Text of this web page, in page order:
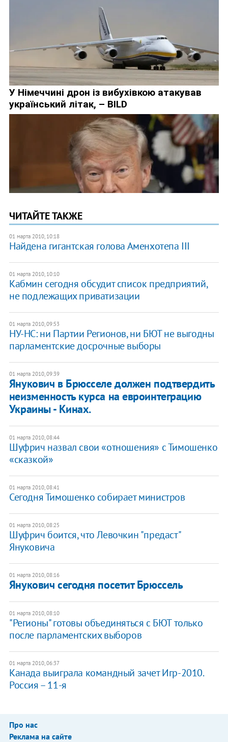
ЧИТАЙТЕ ТАКЖЕ
01 марта 2010, 10:18
Найдена гигантская голова Аменхотепа III
01 марта 2010, 10:10
Кабмин сегодня обсудит список предприятий,
не подлежащих приватизации
01 марта 2010, 09:53
НУ-НС: ни Партии Регионов, ни БЮТ не выгодны
парламентские досрочные выборы
01 марта 2010, 09:39
Янукович в Брюсселе должен подтвердить
неизменность курса на евроинтеграцию
Украины - Кинах.
01 марта 2010, 08:44
Шуфрич назвал свои «отношения» с Тимошенко
«сказкой»
01 марта 2010, 08:41
Сегодня Тимошенко собирает министров
01 марта 2010, 08:25
Шуфрич боится, что Левочкин "предаст"
Януковича
01 марта 2010, 08:16
Янукович сегодня посетит Брюссель
01 марта 2010, 08:10
"Регионы" готовы объединяться с БЮТ только
после парламентских выборов
01 марта 2010, 06:37
Канада выиграла командный зачет Игр-2010.
Россия – 11-я
Про нас
Реклама на сайте